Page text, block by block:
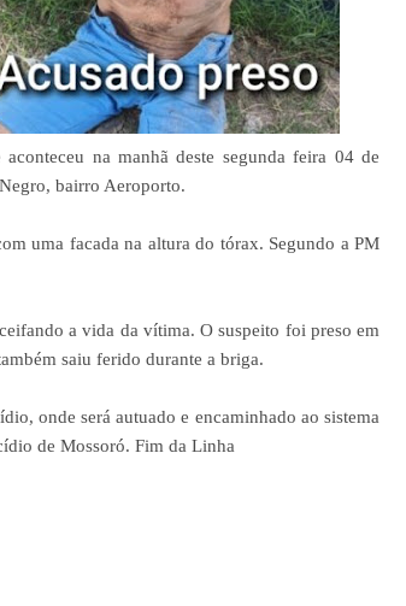
na manhã deste segunda feira 04 de
bairro Aeroporto.
uma facada na altura do tórax. Segundo a PM
a vida da vítima. O suspeito foi preso em
saiu ferido durante a briga.
onde será autuado e encaminhado ao sistema
de Mossoró. Fim da Linha